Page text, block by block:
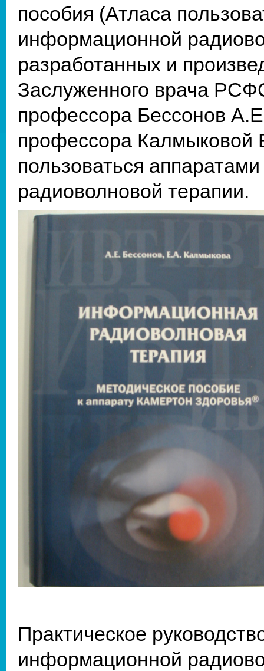
пособия (Атласа
информационной
разработанных и
Заслуженного врача
профессора Бессонов
профессора Калмыковой
пользоваться
радиоволновой терапии.
Практическое
информационной